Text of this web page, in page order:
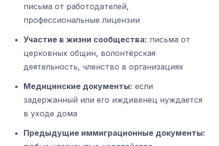
письма от работодателей,
профессиональные лицензии
Участие в жизни сообщества: письма от
церковных общин, волонтёрская
деятельность, членство в организациях
Медицинские документы: если
задержанный или его иждивенец нуждается
в уходе дома
Предыдущие иммиграционные документы: